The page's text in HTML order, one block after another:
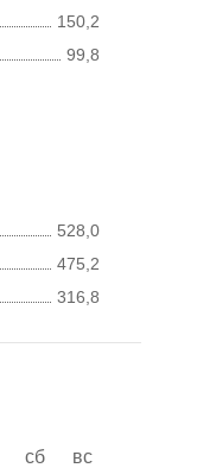
150,2
99,8
528,0
475,2
316,8
сб
вс